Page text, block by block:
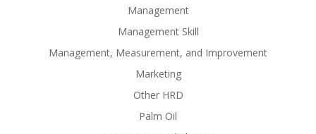
Management
Management Skill
Management, Measurement, and Improvement
Marketing
Other HRD
Palm Oil